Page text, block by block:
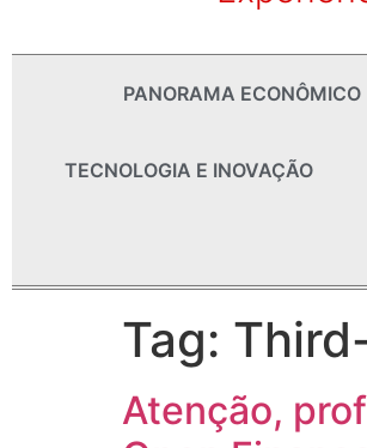
PANORAMA ECONÔMICO
TECNOLOGIA E INOVAÇÃO
Tag:
Atenção,